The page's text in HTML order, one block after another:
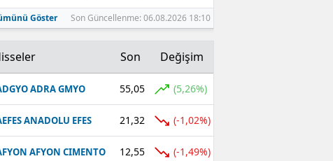
Göster Son Güncellenme: 06.08.2026 18:10
Son Değişim
ADRA GMYO 55,05 (5,26%)
ANADOLU EFES 21,32 (-1,02%)
AFYON CIMENTO 12,55 (-1,49%)